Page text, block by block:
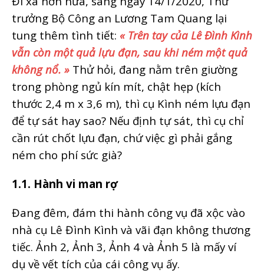
trưởng Bộ Công an Lương Tam Quang lại
tung thêm tình tiết: « Trên tay của Lê Đình Kình
vẫn còn một quả lựu đạn, sau khi ném một quả
không nổ. » Thử hỏi, đang nằm trên giường
trong phòng ngủ kín mít, chật hẹp (kích
thước 2,4 m x 3,6 m), thì cụ Kình ném lựu đạn
để tự sát hay sao? Nếu định tự sát, thì cụ chỉ
cần rút chốt lựu đạn, chứ việc gì phải gắng
ném cho phí sức già?
1.1. Hành vi man rợ
Đang đêm, đám thi hành công vụ đã xộc vào
nhà cụ Lê Đình Kình và vãi đạn không thương
tiếc. Ảnh 2, Ảnh 3, Ảnh 4 và Ảnh 5 là mấy ví
dụ về vết tích của cái công vụ ấy.